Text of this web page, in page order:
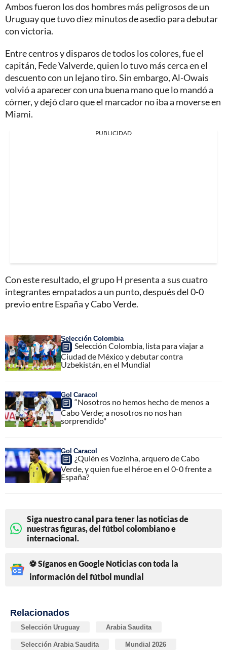
Ambos fueron los dos hombres más peligrosos de un
Uruguay que tuvo diez minutos de asedio para debutar
con victoria.
Entre centros y disparos de todos los colores, fue el
capitán, Fede Valverde, quien lo tuvo más cerca en el
descuento con un lejano tiro. Sin embargo, Al-Owais
volvió a aparecer con una buena mano que lo mandó a
córner, y dejó claro que el marcador no iba a moverse en
Miami.
PUBLICIDAD
Con este resultado, el grupo H presenta a sus cuatro
integrantes empatados a un punto, después del 0-0
previo entre España y Cabo Verde.
Selección Colombia
Selección Colombia, lista para viajar a
Ciudad de México y debutar contra
Uzbekistán, en el Mundial
Gol Caracol
“Nosotros no hemos hecho de menos a
Cabo Verde; a nosotros no nos han
sorprendido"
Gol Caracol
¿Quién es Vozinha, arquero de Cabo
Verde, y quien fue el héroe en el 0-0 frente a
España?
Siga nuestro canal para tener las noticias de
nuestras figuras, del fútbol colombiano e
internacional.
⚽ Síganos en Google Noticias con toda la
información del fútbol mundial
Relacionados
Selección Uruguay Arabia Saudita
Selección Arabia Saudita Mundial 2026